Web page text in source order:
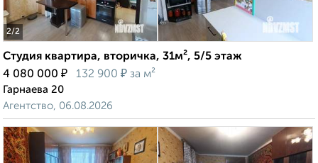
2/2
Студия квартира, вторичка, 31м², 5/5 этаж
4 080 000 ₽ 132 900 ₽ за м²
Гарнаева 20
Агентство, 06.08.2026